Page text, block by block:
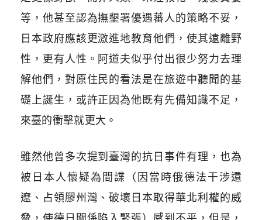
等，他甚至認為撫墾署優遇蕃人的策略不妥，
日本政府應該更激進地教育他們，使其遠離野
性，更有人性。阿道夫似乎付出很少努力去理
解他們，對原住民的看法是在旅遊中聽聞的基
礎上誕生，或許正因為他既有先備知識不足，
來臺的衝擊就更大。
雖然他曾多次提到臺灣的抗日事件有理，也為
被日本人懷疑為間諜（因當時俄德法干涉還
遼、占領膠州灣、破壞日本取得華北利權的威